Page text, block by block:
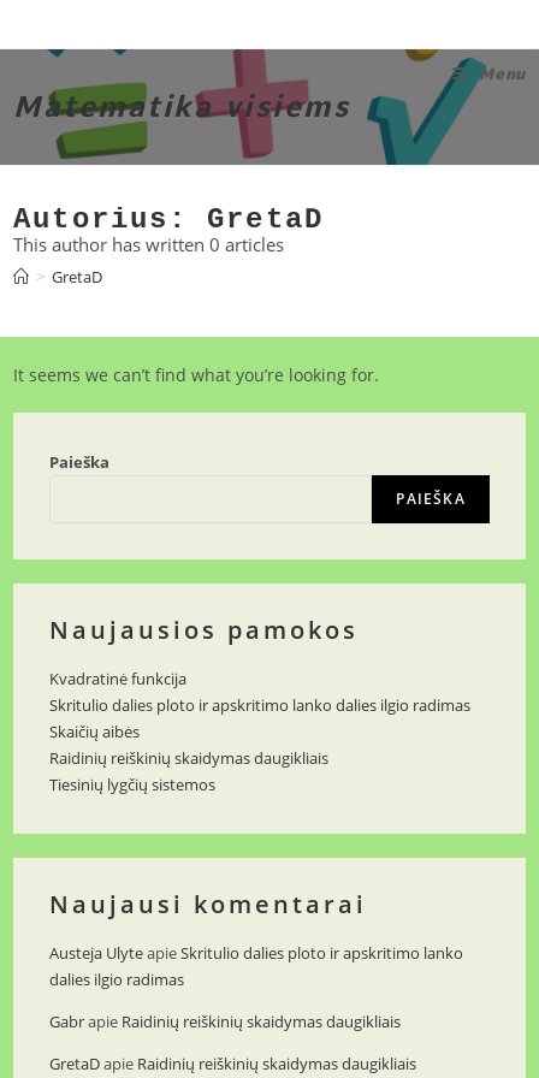
Matematika visiems
Menu
Autorius: GretaD
This author has written 0 articles
> GretaD
It seems we can’t find what you’re looking for.
Paieška
PAIEŠKA
Naujausios pamokos
Kvadratinė funkcija
Skritulio dalies ploto ir apskritimo lanko dalies ilgio radimas
Skaičių aibės
Raidinių reiškinių skaidymas daugikliais
Tiesinių lygčių sistemos
Naujausi komentarai
Austeja UlyteapieSkritulio dalies ploto ir apskritimo lanko
dalies ilgio radimas
Gabrapie Raidinių reiškinių skaidymas daugikliais
GretaDapie Raidinių reiškinių skaidymas daugikliais